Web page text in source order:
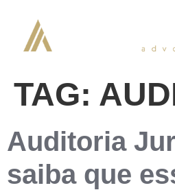
TAG:
Auditoria
saiba que